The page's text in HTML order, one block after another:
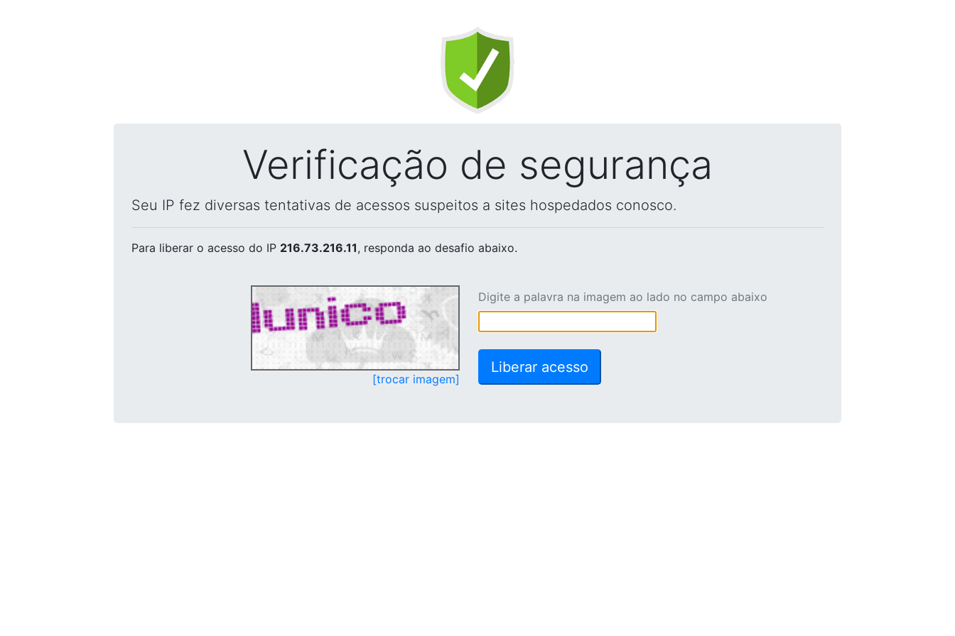
Verificação de segurança
Seu IP fez diversas tentativas de acessos suspeitos a sites hospedados conosco.
Para liberar o acesso do IP 216.73.216.11, responda ao desafio abaixo.
[trocar imagem]
Digite a palavra na imagem ao lado no campo abaixo